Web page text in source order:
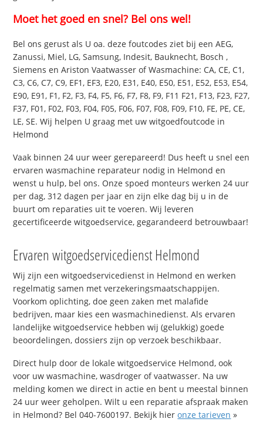
Moet het goed en snel? Bel ons wel!
Bel ons gerust als U oa. deze foutcodes ziet bij een AEG,
Zanussi, Miel, LG, Samsung, Indesit, Bauknecht, Bosch ,
Siemens en Ariston Vaatwasser of Wasmachine: CA, CE, C1,
C3, C6, C7, C9, EF1, EF3, E20, E31, E40, E50, E51, E52, E53, E54,
E90, E91, F1, F2, F3, F4, F5, F6, F7, F8, F9, F11 F21, F13, F23, F27,
F37, F01, F02, F03, F04, F05, F06, F07, F08, F09, F10, FE, PE, CE,
LE, SE. Wij helpen U graag met uw witgoedfoutcode in
Helmond
Vaak binnen 24 uur weer gerepareerd! Dus heeft u snel een
ervaren wasmachine reparateur nodig in Helmond en
wenst u hulp, bel ons. Onze spoed monteurs werken 24 uur
per dag, 312 dagen per jaar en zijn elke dag bij u in de
buurt om reparaties uit te voeren. Wij leveren
gecertificeerde witgoedservice, gegarandeerd betrouwbaar!
Ervaren witgoedservicedienst Helmond
Wij zijn een witgoedservicedienst in Helmond en werken
regelmatig samen met verzekeringsmaatschappijen.
Voorkom oplichting, doe geen zaken met malafide
bedrijven, maar kies een wasmachinedienst. Als ervaren
landelijke witgoedservice hebben wij (gelukkig) goede
beoordelingen, dossiers zijn op verzoek beschikbaar.
Direct hulp door de lokale witgoedservice Helmond, ook
voor uw wasmachine, wasdroger of vaatwasser. Na uw
melding komen we direct in actie en bent u meestal binnen
24 uur weer geholpen. Wilt u een reparatie afspraak maken
in Helmond? Bel 040-7600197. Bekijk hieronze tarieven »